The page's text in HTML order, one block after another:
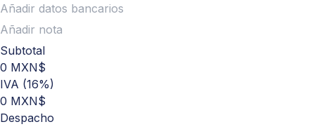
Subtotal
0 MXN$
IVA (16%)
0 MXN$
Despacho